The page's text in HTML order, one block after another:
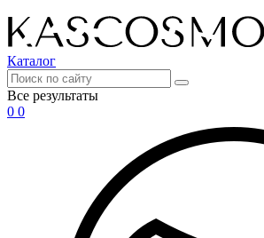
Каталог
Все результаты
0 0